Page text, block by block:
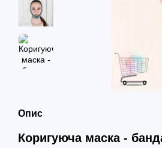
Опис
Коригуюча маска -